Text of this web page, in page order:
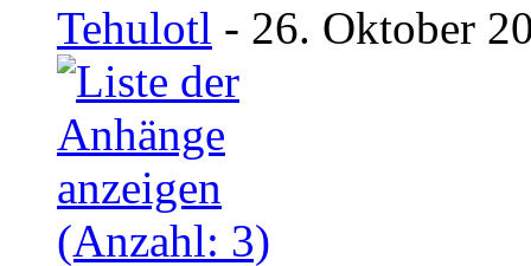
Tehulotl - 26. Oktober